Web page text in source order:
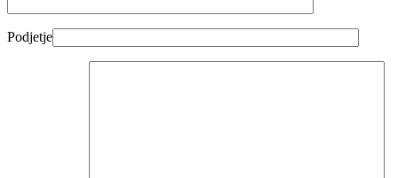
Podjetje